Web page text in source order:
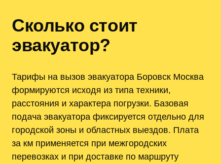
Сколько стоит
эвакуатор?
Тарифы на вызов эвакуатора Боровск Москва
формируются исходя из типа техники,
расстояния и характера погрузки. Базовая
подача эвакуатора фиксируется отдельно для
городской зоны и областных выездов. Плата
за км применяется при межгородских
перевозках и при доставке по маршруту